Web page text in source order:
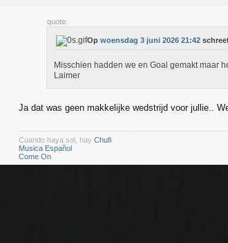
quote:
Op woensdag 3 juni 2026 21:42
Misschien hadden we en Goal gemakt maar
Laimer
Ja dat was geen makkelijke wedstrijd voor jullie..
Cuando haya sol, hay Chufi
Musica Español
Come On